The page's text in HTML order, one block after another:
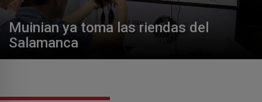
Muinian ya toma las riendas del
Salamanca